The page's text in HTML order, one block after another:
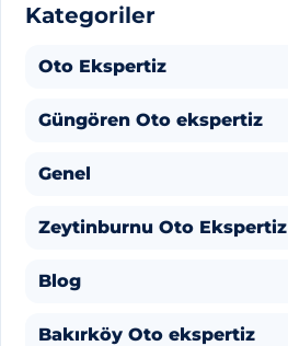
Kategoriler
Oto Ekspertiz
Güngören Oto ekspertiz
Genel
Zeytinburnu Oto Ekspertiz
Blog
Bakırköy Oto ekspertiz